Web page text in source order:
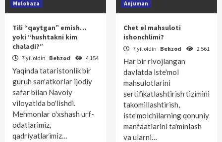
Mulohaza
Tili “qaytgan” emish…
yoki “hushtakni kim
chaladi?”
7 yil oldin Behzod 4 154
Yaqinda tataristonlik bir
guruh san'atkorlar ijodiy
safar bilan Navoiy
viloyatida bo'lishdi.
Mehmonlar o'xshash urf-
odatlarimiz,
qadriyatlarimiz…
Anjuman
Chet el mahsuloti
ishonchlimi?
7 yil oldin Behzod 2 561
Har bir rivojlangan
davlatda iste'mol
mahsulotlarini
sertifikatlashtirish tizimini
takomillashtirish,
iste'molchilarning qonuniy
manfaatlarini ta'minlash
va ularni…